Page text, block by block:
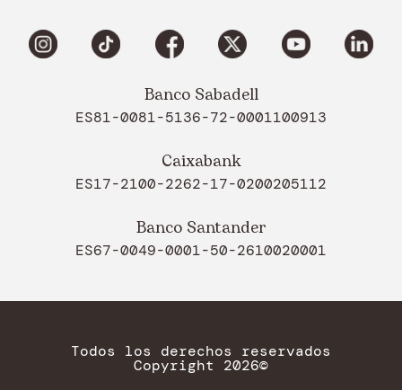
Banco Sabadell
ES81-0081-5136-72-0001100913
Caixabank
ES17-2100-2262-17-0200205112
Banco Santander
ES67-0049-0001-50-2610020001
Todos los derechos reservados
Copyright 2026©